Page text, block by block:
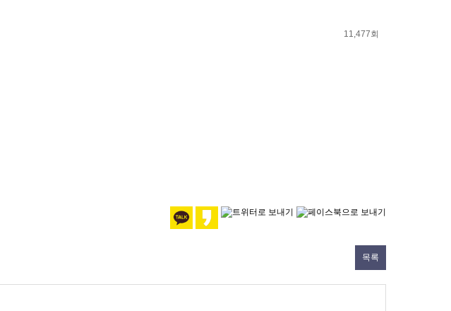
11,477회
목록